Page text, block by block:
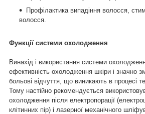
Профілактика випадіння волосся,
волосся.
Функції системи охолодження
Винахід і використання системи
ефективність охолодження шкіри і значно
больові відчуття, що виникають в процесі
Тому настійно рекомендується
охолодження після електропорації
клітинних пір) і лазерної механічного